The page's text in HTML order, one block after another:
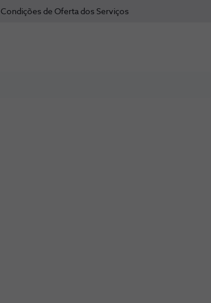
Condições de Oferta dos Serviços